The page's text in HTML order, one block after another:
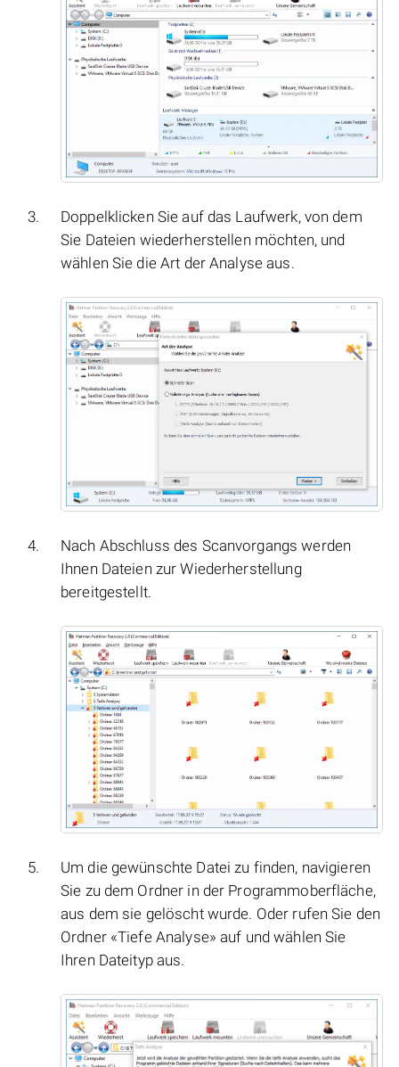
Doppelklicken Sie auf das Laufwerk, von dem
Sie Dateien wiederherstellen möchten, und
wählen Sie die Art der Analyse aus.
Nach Abschluss des Scanvorgangs werden
Ihnen Dateien zur Wiederherstellung
bereitgestellt.
Um die gewünschte Datei zu finden, navigieren
Sie zu dem Ordner in der Programmoberfläche,
aus dem sie gelöscht wurde. Oder rufen Sie den
Ordner «Tiefe Analyse» auf und wählen Sie
Ihren Dateityp aus.